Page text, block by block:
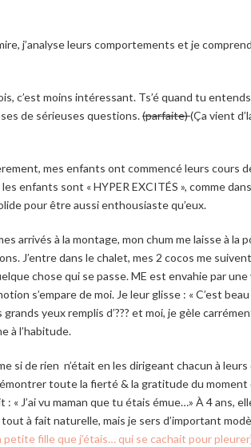
j’analyse leurs comportements et je
c’est moins intéressant. Ts’é quand tu
de sérieuses questions.(parfaite)(Ça vient
mes enfants ont commencé leurs cours
enfants sont « HYPER EXCITÉS », comme
pour être aussi enthousiaste qu’eux.
arrivés à la montage, mon chum me laisse à la
J’entre dans le chalet, mes 2 cocos me
chose qui se passe. ME est envahie par
s’empare de moi. Je leur glisse : « C’est
yeux remplis d’??? et moi, je gèle
à l’habitude.
si de rien n’était en les dirigeant chacun à
toute la fierté & la gratitude du moment
: « J’ai vu maman que tu étais émue…» À 4 ans,
à fait naturelle, mais je sers d’important
petite fille que j’étais… qui se cachait pour